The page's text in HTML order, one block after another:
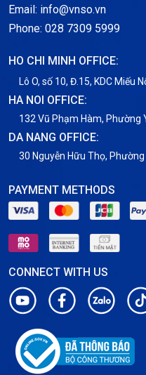
Email: info@vnso.vn
Phone: 028 7309 5999
HO CHI MINH OFFICE:
Lô O, số 10, Đ.15, KDC Miếu
HA NOI OFFICE:
132 Vũ Phạm Hàm, Phường
DA NANG OFFICE:
30 Nguyễn Hữu Thọ,
PAYMENT METHODS
CONNECT WITH US